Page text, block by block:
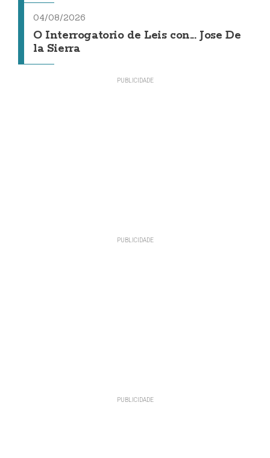
04/08/2026
O Interrogatorio de Leis con... Jose De
la Sierra